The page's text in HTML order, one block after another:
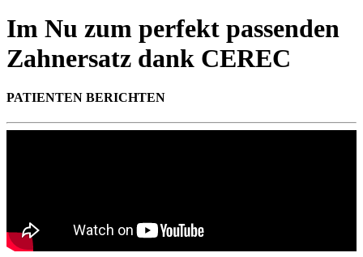
Im Nu zum perfekt passenden
Zahnersatz dank CEREC
PATIENTEN BERICHTEN